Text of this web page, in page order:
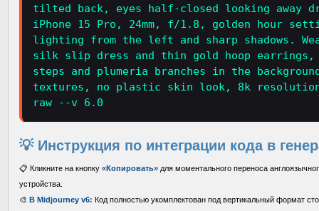
tilted back, eyes half-closed looking away
iPhone 15 Pro, 24mm, f/1.8, golden hour
lighting from the left and sharp shadows.
silk slip dress and thin gold hoop
steps and plumeria branches in the
textures, no plastic skin look, 8k
raw --v 6.0
💡 Инструкция по интеграции кода в
📋 Кликните на кнопку «Копировать» для моментального переноса
устройства.
🎨 В Midjourney v6: Код полностью укомплектован под вертикальный формат